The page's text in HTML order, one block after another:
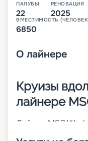
ПАЛУБЫ
22
РЕНОВАЦИЯ
2025
ВМЕСТИМОСТЬ
6850
О лайнере
Круизы
лайнере
Лайнер MSC